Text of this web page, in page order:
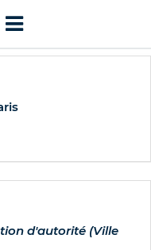
d'autorité (Ville